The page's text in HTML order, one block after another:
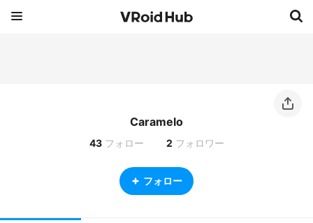
Caramelo
43 フォロー 2 フォロワー
フォロー